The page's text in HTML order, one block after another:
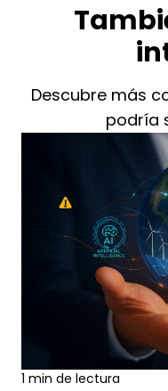
Descubre más
podría
cienciadedatos
7 AGO., 2026
1 min de lectura